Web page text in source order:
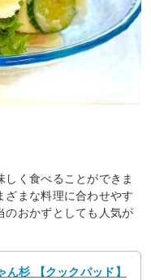
しく食べることができま
ざまな料理に合わせやす
のおかずとしても人気が
杉 【クックパッド】